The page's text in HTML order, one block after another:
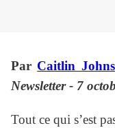
Par Caitlin
Newsletter - 7
Tout ce qui s’est